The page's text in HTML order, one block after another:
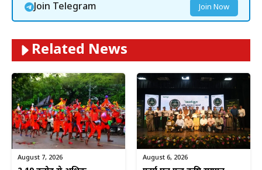
Join Telegram Join Now
Related News
August 7, 2026 August 6, 2026